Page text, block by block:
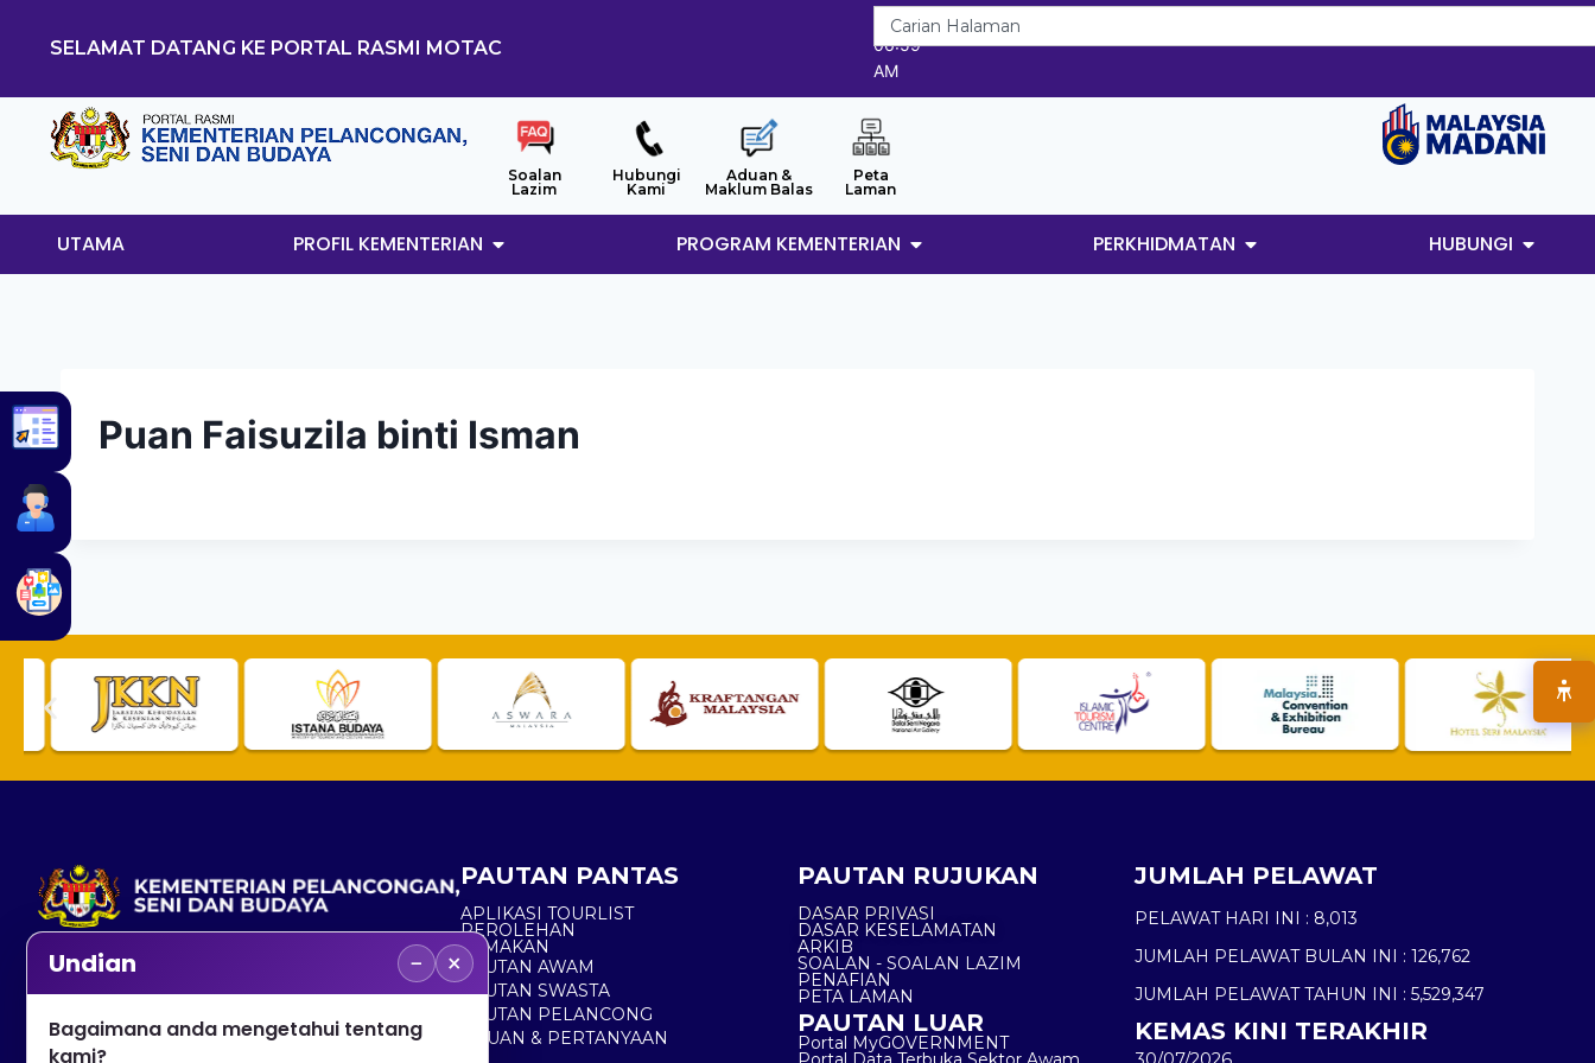
SELAMAT DATANG KE PORTAL RASMI MOTAC
8/8/2026
06:59
AM
Soalan
Lazim
Hubungi
Kami
Aduan &
Maklum Balas
Peta
Laman
UTAMA PROFIL KEMENTERIAN PROGRAM KEMENTERIAN PERKHIDMATAN HUBUNGI
Puan Faisuzila binti Isman
No. 2, Menara 1, Jalan P5/6, Presint 5,
+603 8000 8000
PAUTAN PANTAS
APLIKASI TOURLIST
PEROLEHAN
SEMAKAN
PAUTAN AWAM
PAUTAN SWASTA
PAUTAN PELANCONG
ADUAN & PERTANYAAN
PAUTAN RUJUKAN
DASAR PRIVASI
DASAR KESELAMATAN
ARKIB
SOALAN - SOALAN LAZIM
PENAFIAN
PETA LAMAN
PAUTAN LUAR
Portal MyGOVERNMENT
JUMLAH PELAWAT
PELAWAT HARI INI : 8,013
JUMLAH PELAWAT BULAN INI : 126,762
JUMLAH PELAWAT TAHUN INI : 5,529,347
KEMAS KINI TERAKHIR
Undian − ×
Bagaimana anda mengetahui tentang
kami?